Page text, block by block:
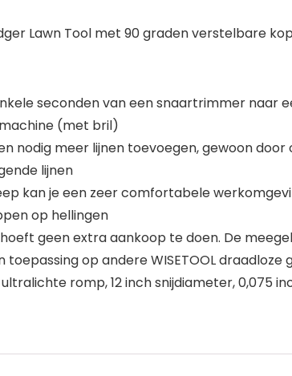
Lawn Tool met 90 graden verstelbare
seconden van een snaartrimmer naar
(met bril)
nodig meer lijnen toevoegen, gewoon
lijnen
kan je een zeer comfortabele
op hellingen
geen extra aankoop te doen. De
op andere WISETOOL
ultralichte romp, 12 inch snijdiameter, 0,075